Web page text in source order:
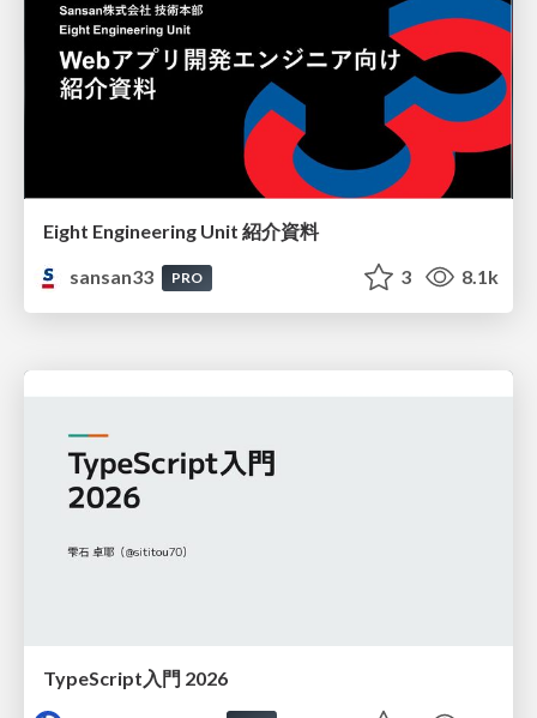
Eight Engineering Unit 紹介資料
sansan33
PRO 3 8.1k
TypeScript入門 2026